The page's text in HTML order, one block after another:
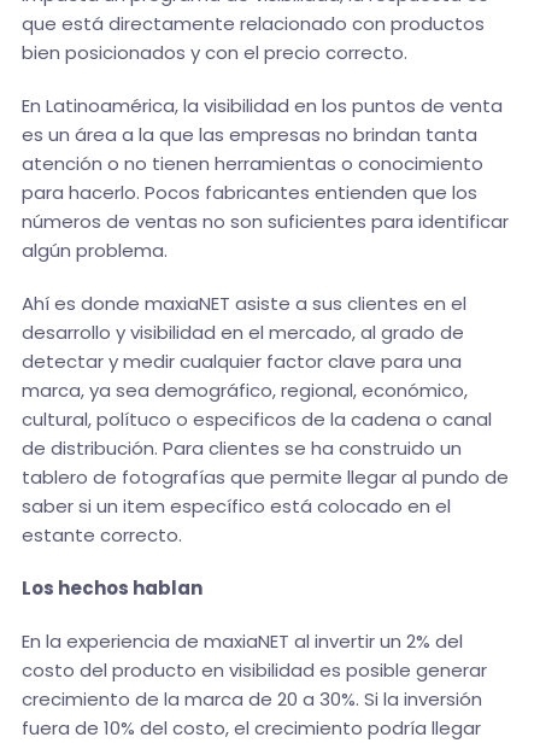
que está directamente relacionado con productos
bien posicionados y con el precio correcto.
En Latinoamérica, la visibilidad en los puntos de venta
es un área a la que las empresas no brindan tanta
atención o no tienen herramientas o conocimiento
para hacerlo. Pocos fabricantes entienden que los
números de ventas no son suficientes para identificar
algún problema.
Ahí es donde maxiaNET asiste a sus clientes en el
desarrollo y visibilidad en el mercado, al grado de
detectar y medir cualquier factor clave para una
marca, ya sea demográfico, regional, económico,
cultural, polítuco o especificos de la cadena o canal
de distribución. Para clientes se ha construido un
tablero de fotografías que permite llegar al pundo de
saber si un item específico está colocado en el
estante correcto.
Los hechos hablan
En la experiencia de maxiaNET al invertir un 2% del
costo del producto en visibilidad es posible generar
crecimiento de la marca de 20 a 30%. Si la inversión
fuera de 10% del costo, el crecimiento podría llegar